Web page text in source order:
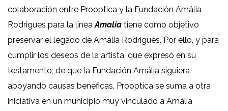
colaboración entre Prooptica y la Fundación Amália
Rodrigues para la líneaAmalia tiene como objetivo
preservar el legado de Amália Rodrigues. Por ello, y para
cumplir los deseos de la artista, que expresó en su
testamento, de que la Fundación Amália siguiera
apoyando causas benéficas, Prooptica se suma a otra
iniciativa en un municipio muy vinculado a Amália